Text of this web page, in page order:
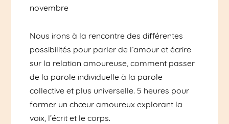
novembre
Nous irons à la rencontre des différentes
possibilités pour parler de l’amour et écrire
sur la relation amoureuse, comment passer
de la parole individuelle à la parole
collective et plus universelle. 5 heures pour
former un chœur amoureux explorant la
voix, l’écrit et le corps.